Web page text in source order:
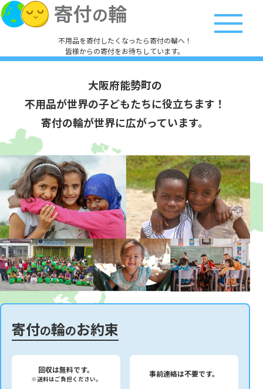
不用品を寄付したくなったら寄付の輪へ！
皆様からの寄付をお待ちしています。
大阪府能勢町の
不用品が世界の子どもたちに役立ちます！
寄付の輪が世界に広がっています。
寄付の輪のお約束
回収は無料です。
※送料はご負担ください。
事前連絡は不要です。